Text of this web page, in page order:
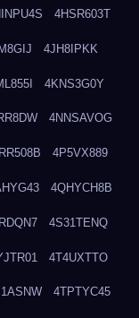
4HSR603T
4JH8IPKK
4KNS3G0Y
4NNSAVOG
4P5VX889
4QHYCH8B
4S31TENQ
4T4UXTTO
4TPTYC45